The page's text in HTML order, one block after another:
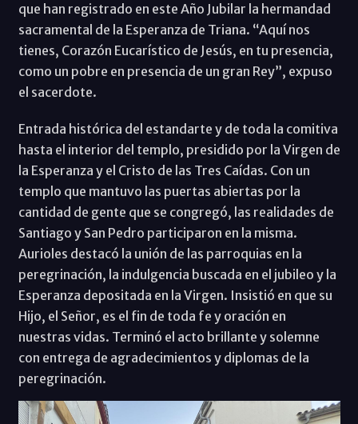
que han registrado en este Año Jubilar la hermandad
sacramental de la Esperanza de Triana. “Aquí nos
tienes, Corazón Eucarístico de Jesús, en tu presencia,
como un pobre en presencia de un gran Rey”, expuso
el sacerdote.
Entrada histórica del estandarte y de toda la comitiva
hasta el interior del templo, presidido por la Virgen de
la Esperanza y el Cristo de las Tres Caídas. Con un
templo que mantuvo las puertas abiertas por la
cantidad de gente que se congregó, las realidades de
Santiago y San Pedro participaron en la misma.
Aurioles destacó la unión de las parroquias en la
peregrinación, la indulgencia buscada en el jubileo y la
Esperanza depositada en la Virgen. Insistió en que su
Hijo, el Señor, es el fin de toda fe y oración en
nuestras vidas. Terminó el acto brillante y solemne
con entrega de agradecimientos y diplomas de la
peregrinación.